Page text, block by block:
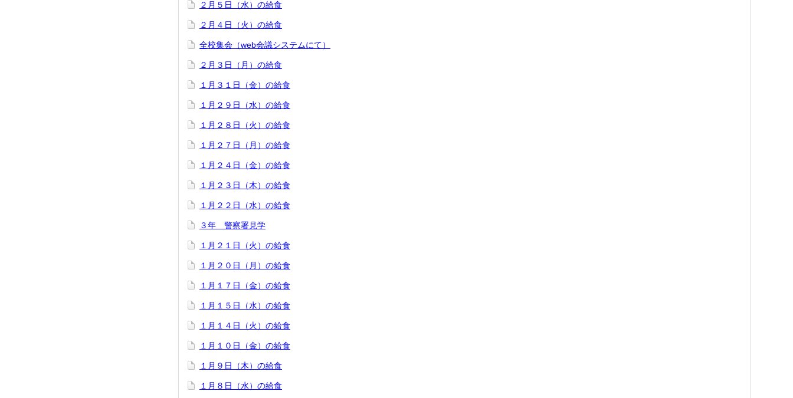
２月５日（水）の給食
２月４日（火）の給食
全校集会（web会議システムにて）
２月３日（月）の給食
１月３１日（金）の給食
１月２９日（水）の給食
１月２８日（火）の給食
１月２７日（月）の給食
１月２４日（金）の給食
１月２３日（木）の給食
１月２２日（水）の給食
３年 警察署見学
１月２１日（火）の給食
１月２０日（月）の給食
１月１７日（金）の給食
１月１５日（水）の給食
１月１４日（火）の給食
１月１０日（金）の給食
１月９日（木）の給食
１月８日（水）の給食